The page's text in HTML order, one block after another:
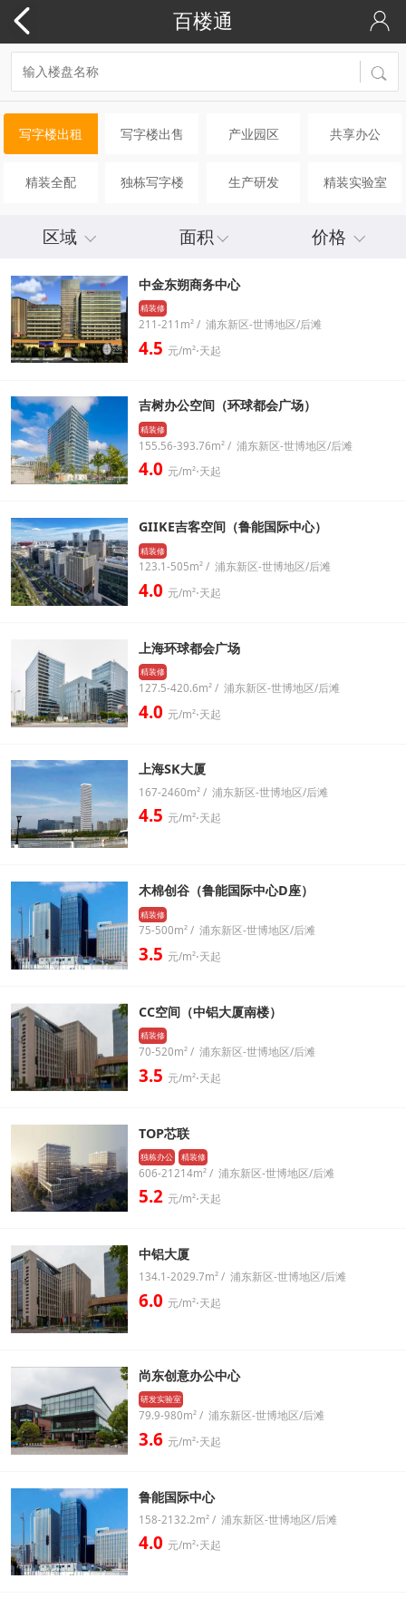
百楼通
写字楼出租 写字楼出售 产业园区 共享办公
精装全配 独栋写字楼 生产研发 精装实验室
区域 面积 价格
中金东朔商务中心
精装修
211-211m² / 浦东新区-世博地区/后滩
4.5 元/m²⋅天起
吉树办公空间（环球都会广场）
精装修
155.56-393.76m² / 浦东新区-世博地区/后滩
4.0 元/m²⋅天起
GIIKE吉客空间（鲁能国际中心）
精装修
123.1-505m² / 浦东新区-世博地区/后滩
4.0 元/m²⋅天起
上海环球都会广场
精装修
127.5-420.6m² / 浦东新区-世博地区/后滩
4.0 元/m²⋅天起
上海SK大厦
167-2460m² / 浦东新区-世博地区/后滩
4.5 元/m²⋅天起
木棉创谷（鲁能国际中心D座）
精装修
75-500m² / 浦东新区-世博地区/后滩
3.5 元/m²⋅天起
CC空间（中铝大厦南楼）
精装修
70-520m² / 浦东新区-世博地区/后滩
3.5 元/m²⋅天起
TOP芯联
独栋办公 精装修
606-21214m² / 浦东新区-世博地区/后滩
5.2 元/m²⋅天起
中铝大厦
134.1-2029.7m² / 浦东新区-世博地区/后滩
6.0 元/m²⋅天起
尚东创意办公中心
研发实验室
79.9-980m² / 浦东新区-世博地区/后滩
3.6 元/m²⋅天起
鲁能国际中心
158-2132.2m² / 浦东新区-世博地区/后滩
4.0 元/m²⋅天起